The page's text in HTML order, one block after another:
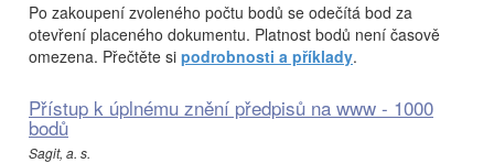
Po zakoupení zvoleného počtu bodů se odečítá bod za
otevření placeného dokumentu. Platnost bodů není časově
omezena. Přečtěte si podrobnosti a příklady.
Přístup k úplnému znění předpisů na www - 1000
bodů
Sagit, a. s.